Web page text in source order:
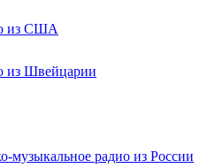
из США
из Швейцарии
музыкальное радио из России